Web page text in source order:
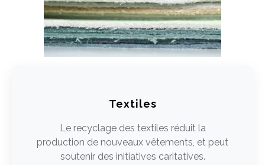
Textiles
Le recyclage des textiles réduit la
production de nouveaux vêtements, et peut
soutenir des initiatives caritatives.